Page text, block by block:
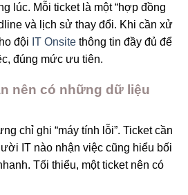
lúc. Mỗi ticket là một “hợp đồng
và lịch sử thay đổi. Khi cần xử
đội IT Onsite thông tin đầy đủ để
đúng mức ưu tiên.
nên có những dữ liệu
chỉ ghi “máy tính lỗi”. Ticket cần
IT nào nhận việc cũng hiểu bối
Tối thiểu, một ticket nên có